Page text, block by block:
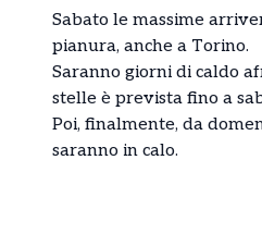
Sabato le massime
pianura, anche a Torino.
Saranno giorni di caldo
stelle è prevista fino a
Poi, finalmente, da
saranno in calo.